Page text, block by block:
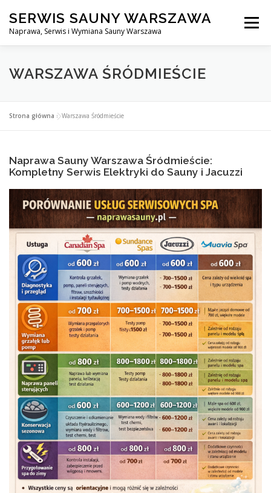
treści
SERWIS SAUNY WARSZAWA
Naprawa, Serwis i Wymiana Sauny Warszawa
Menu
SERWIS DO SAUNY WARSZAWA BLOG
WARSZAWA ŚRÓDMIEŚCIE
Strona główna »Warszawa Śródmieście
Naprawa Sauny Warszawa Śródmieście:
Kompletny Serwis Elektryki do Sauny i Jacuzzi